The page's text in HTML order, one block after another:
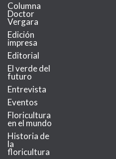
Columna
Doctor
Vergara
Edición
impresa
Editorial
El verde del
futuro
Entrevista
Eventos
Floricultura
en el mundo
Historia de
la
floricultura